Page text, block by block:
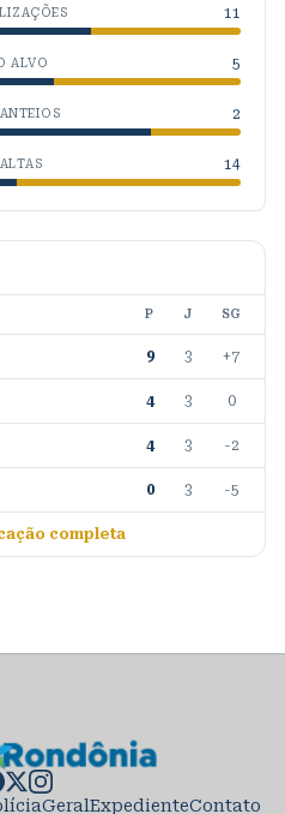
11
ALVO 5
2
14
P J SG
9 3 +7
4 3 0
4 3 -2
0 3 -5
completa
GeralExpedienteContato